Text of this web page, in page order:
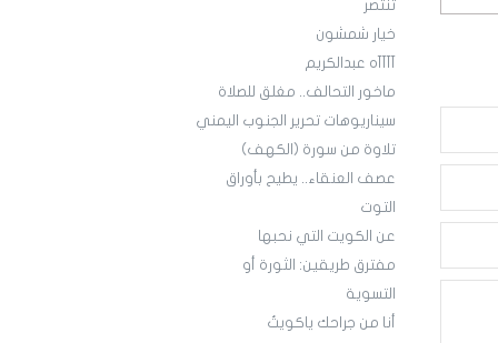
تنتصر
خيار شمشون
آآآآه عبدالكريم
ماخور التحالف.. مغلق للصلاة
سيناريوهات تحرير الجنوب اليمني
تلاوة من سورة (الكهف)
عصف العنقاء.. يطيح بأوراق
التوت
عن الكويت التي نحبها
مفترق طريقين: الثورة أو
التسوية
أنا من جراحك ياكويتُ